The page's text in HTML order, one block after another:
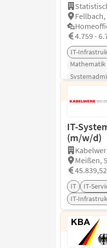
4.759 -
IT-
Mathematik
IT-
(m/w/d)
Meißen,
IT IT-
IT-